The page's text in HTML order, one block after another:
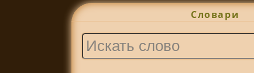
Словари